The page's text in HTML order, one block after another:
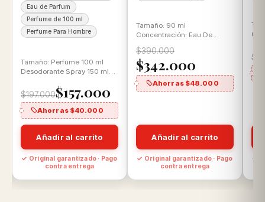
Eau de Parfum
Perfume de 100 ml
Perfume Para Hombre
Tamaño: Perfume 100 ml
Desodorante Spray 150 ml
Parfum Aroma: Ámbar…
$197.000$157.000
Ahorras $40.000
Añadir al carrito
✓ Original garantizado · Pago
contra entrega
Tamaño: 90 ml
Concentración: Eau De
Parfum Aroma: Floral
almizclada
$390.000
$342.000
Ahorras $48.000
Añadir al carrito
✓ Original garantizado · Pago
contra entrega
✓